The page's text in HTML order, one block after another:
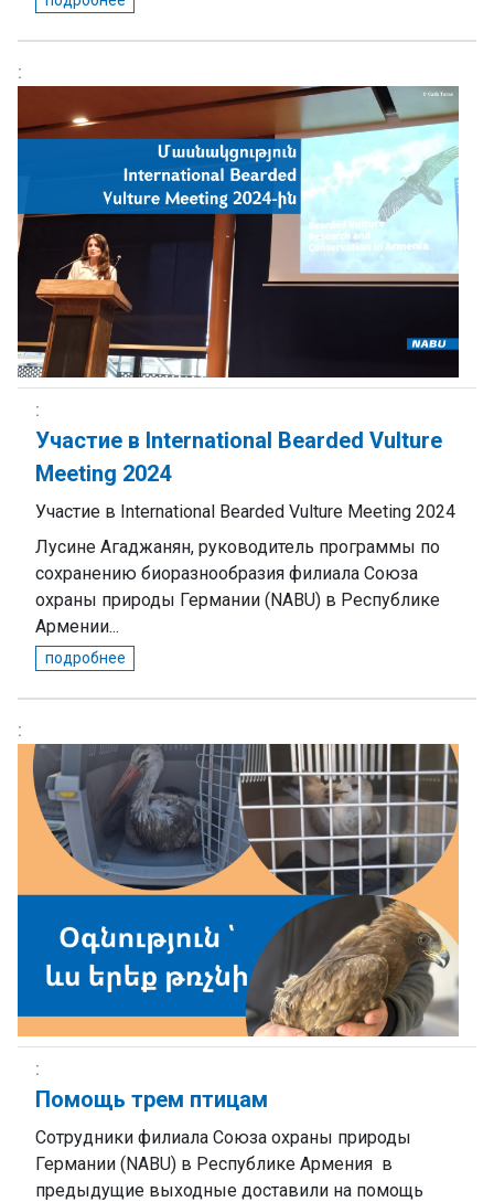
Участие в International Bearded Vulture
Meeting 2024
Участие в International Bearded Vulture Meeting 2024
Лусине Агаджанян, руководитель программы по
сохранению биоразнообразия филиала Союза
охраны природы Германии (NABU) в Республике
Армении...
подробнее
Помощь трем птицам
Сотрудники филиала Союза охраны природы
Германии (NABU) в Республике Армения в
предыдущие выходные доставили на помощь